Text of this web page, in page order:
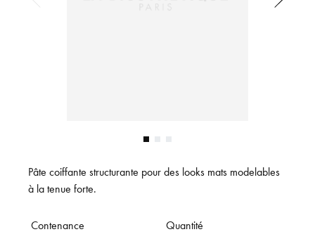
Pâte coiffante structurante pour des looks mats modelables
à la tenue forte.
Contenance Quantité